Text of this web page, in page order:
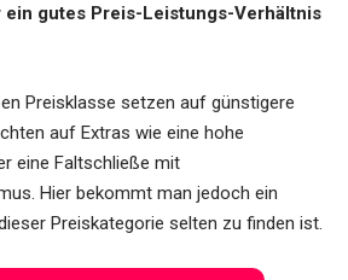
ein gutes Preis-Leistungs-Verhältnis
Preisklasse setzen auf günstigere
auf Extras wie eine hohe
eine Faltschließe mit
Hier bekommt man jedoch ein
Preiskategorie selten zu finden ist.